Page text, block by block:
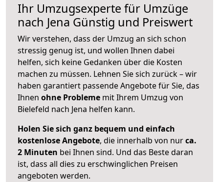
Ihr Umzugsexperte für Umzüge
nach Jena Günstig und Preiswert
Wir verstehen, dass der Umzug an sich schon
stressig genug ist, und wollen Ihnen dabei
helfen, sich keine Gedanken über die Kosten
machen zu müssen. Lehnen Sie sich zurück – wir
haben garantiert passende Angebote für Sie, das
Ihnen ohne Probleme mit Ihrem Umzug von
Bielefeld nach Jena helfen kann.
Holen Sie sich ganz bequem und einfach
kostenlose Angebote, die innerhalb von nurca.
2 Minuten bei Ihnen sind. Und das Beste daran
ist, dass all dies zu erschwinglichen Preisen
angeboten werden.